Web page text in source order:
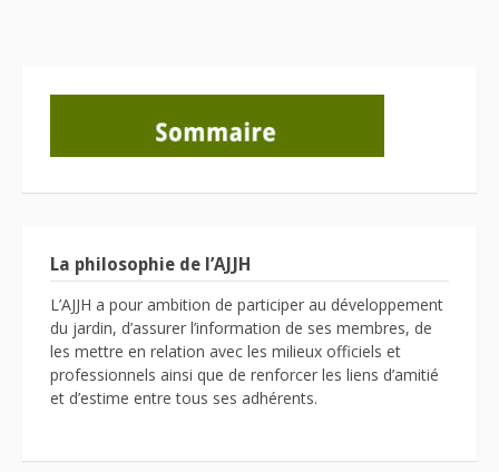
La philosophie de l’AJJH
L’AJJH a pour ambition de participer au développement
du jardin, d’assurer l’information de ses membres, de
les mettre en relation avec les milieux officiels et
professionnels ainsi que de renforcer les liens d’amitié
et d’estime entre tous ses adhérents.